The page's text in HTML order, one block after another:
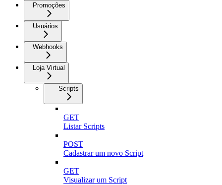
Promoções
Usuários
Webhooks
Loja Virtual
Scripts
GET
Listar Scripts
POST
Cadastrar um novo Script
GET
Visualizar um Script